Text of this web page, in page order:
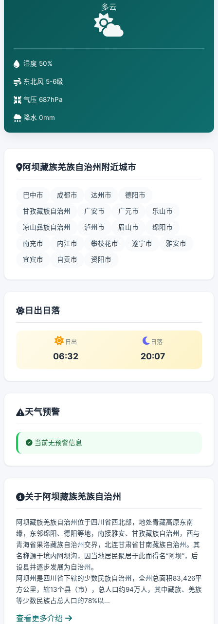
多云
湿度 50%
东北风 5-6级
气压 687hPa
降水 0mm
阿坝藏族羌族自治州附近城市
巴中市 成都市 达州市 德阳市
甘孜藏族自治州 广安市 广元市 乐山市
凉山彝族自治州 泸州市 眉山市 绵阳市
南充市 内江市 攀枝花市 遂宁市 雅安市
宜宾市 自贡市 资阳市
日出日落
日出
06:32
日落
20:07
天气预警
当前无预警信息
关于阿坝藏族羌族自治州
阿坝藏族羌族自治州位于四川省西北部，地处青藏高原东南
缘，东邻绵阳、德阳等地，南接雅安、甘孜藏族自治州，西与
青海省果洛藏族自治州交界，北连甘肃省甘南藏族自治州。其
名称源于境内阿坝沟，因当地居民聚居于此而得名“阿坝”，后
设县并逐步发展为自治州。
阿坝州是四川省下辖的少数民族自治州，全州总面积83,426平
方公里，辖13个县（市），总人口约94万人，其中藏族、羌族
等少数民族占总人口的78%以...
查看更多介绍